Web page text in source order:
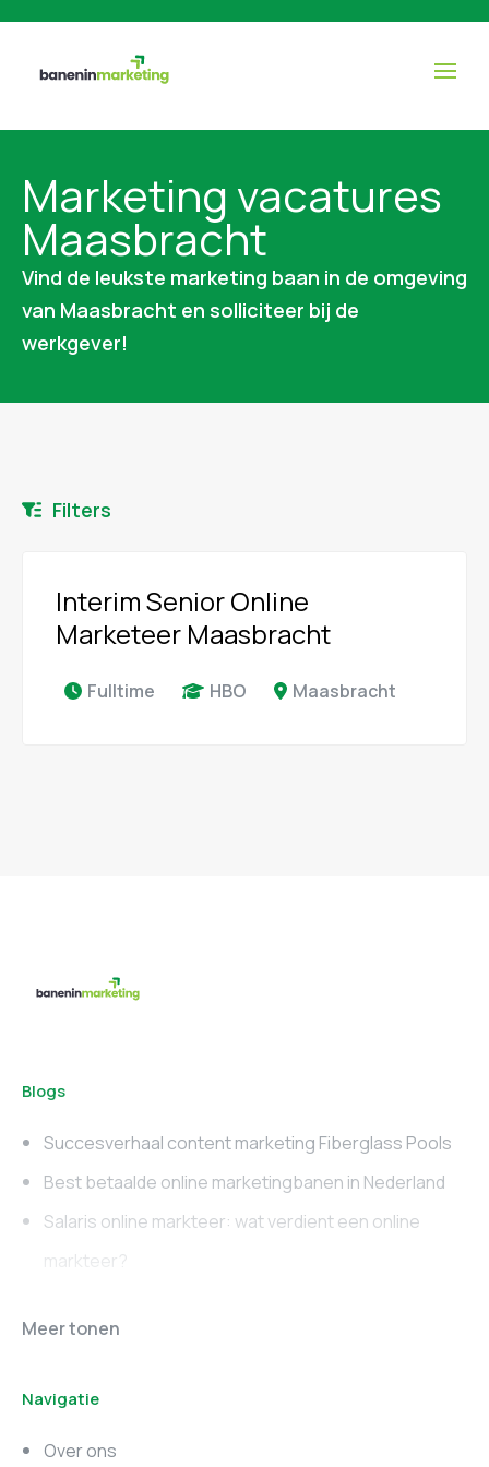
Marketing vacatures
Maasbracht
Vind de leukste marketing baan in de omgeving
van Maasbracht en solliciteer bij de
werkgever!
Filters
Interim Senior Online
Marketeer Maasbracht
Fulltime HBO Maasbracht
Blogs
Succesverhaal content marketing Fiberglass Pools
Best betaalde online marketingbanen in Nederland
Salaris online markteer: wat verdient een online
markteer?
Online marketing
Marketing vacatures
Zuid-Holland
Meer tonen
Navigatie
Over ons